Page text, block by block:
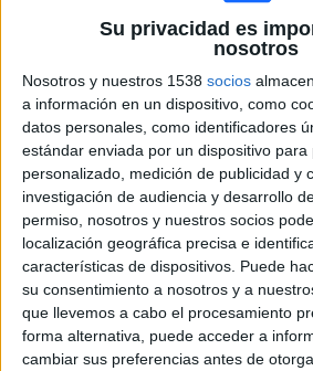
Su privacidad es
nosotros
Nosotros y nuestros 1538 socios
a información en un dispositivo, como
datos personales, como identificadores
estándar enviada por un dispositivo
personalizado, medición de publicidad y
investigación de audiencia y desarrollo
permiso, nosotros y nuestros socios
localización geográfica precisa e
características de dispositivos. Puede
su consentimiento a nosotros y a
que llevemos a cabo el procesamiento
forma alternativa, puede acceder a
cambiar sus preferencias antes de
Premier League
Leeds Utd
Brentford
DAZN (Ver en directo)
Sábado, 05/09/2026
16:00 Premier League
Brentford
Sunderland
DAZN (Ver en directo)